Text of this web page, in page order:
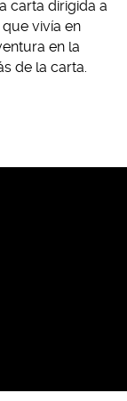
carta dirigida a
vivía en
en la
de la carta.